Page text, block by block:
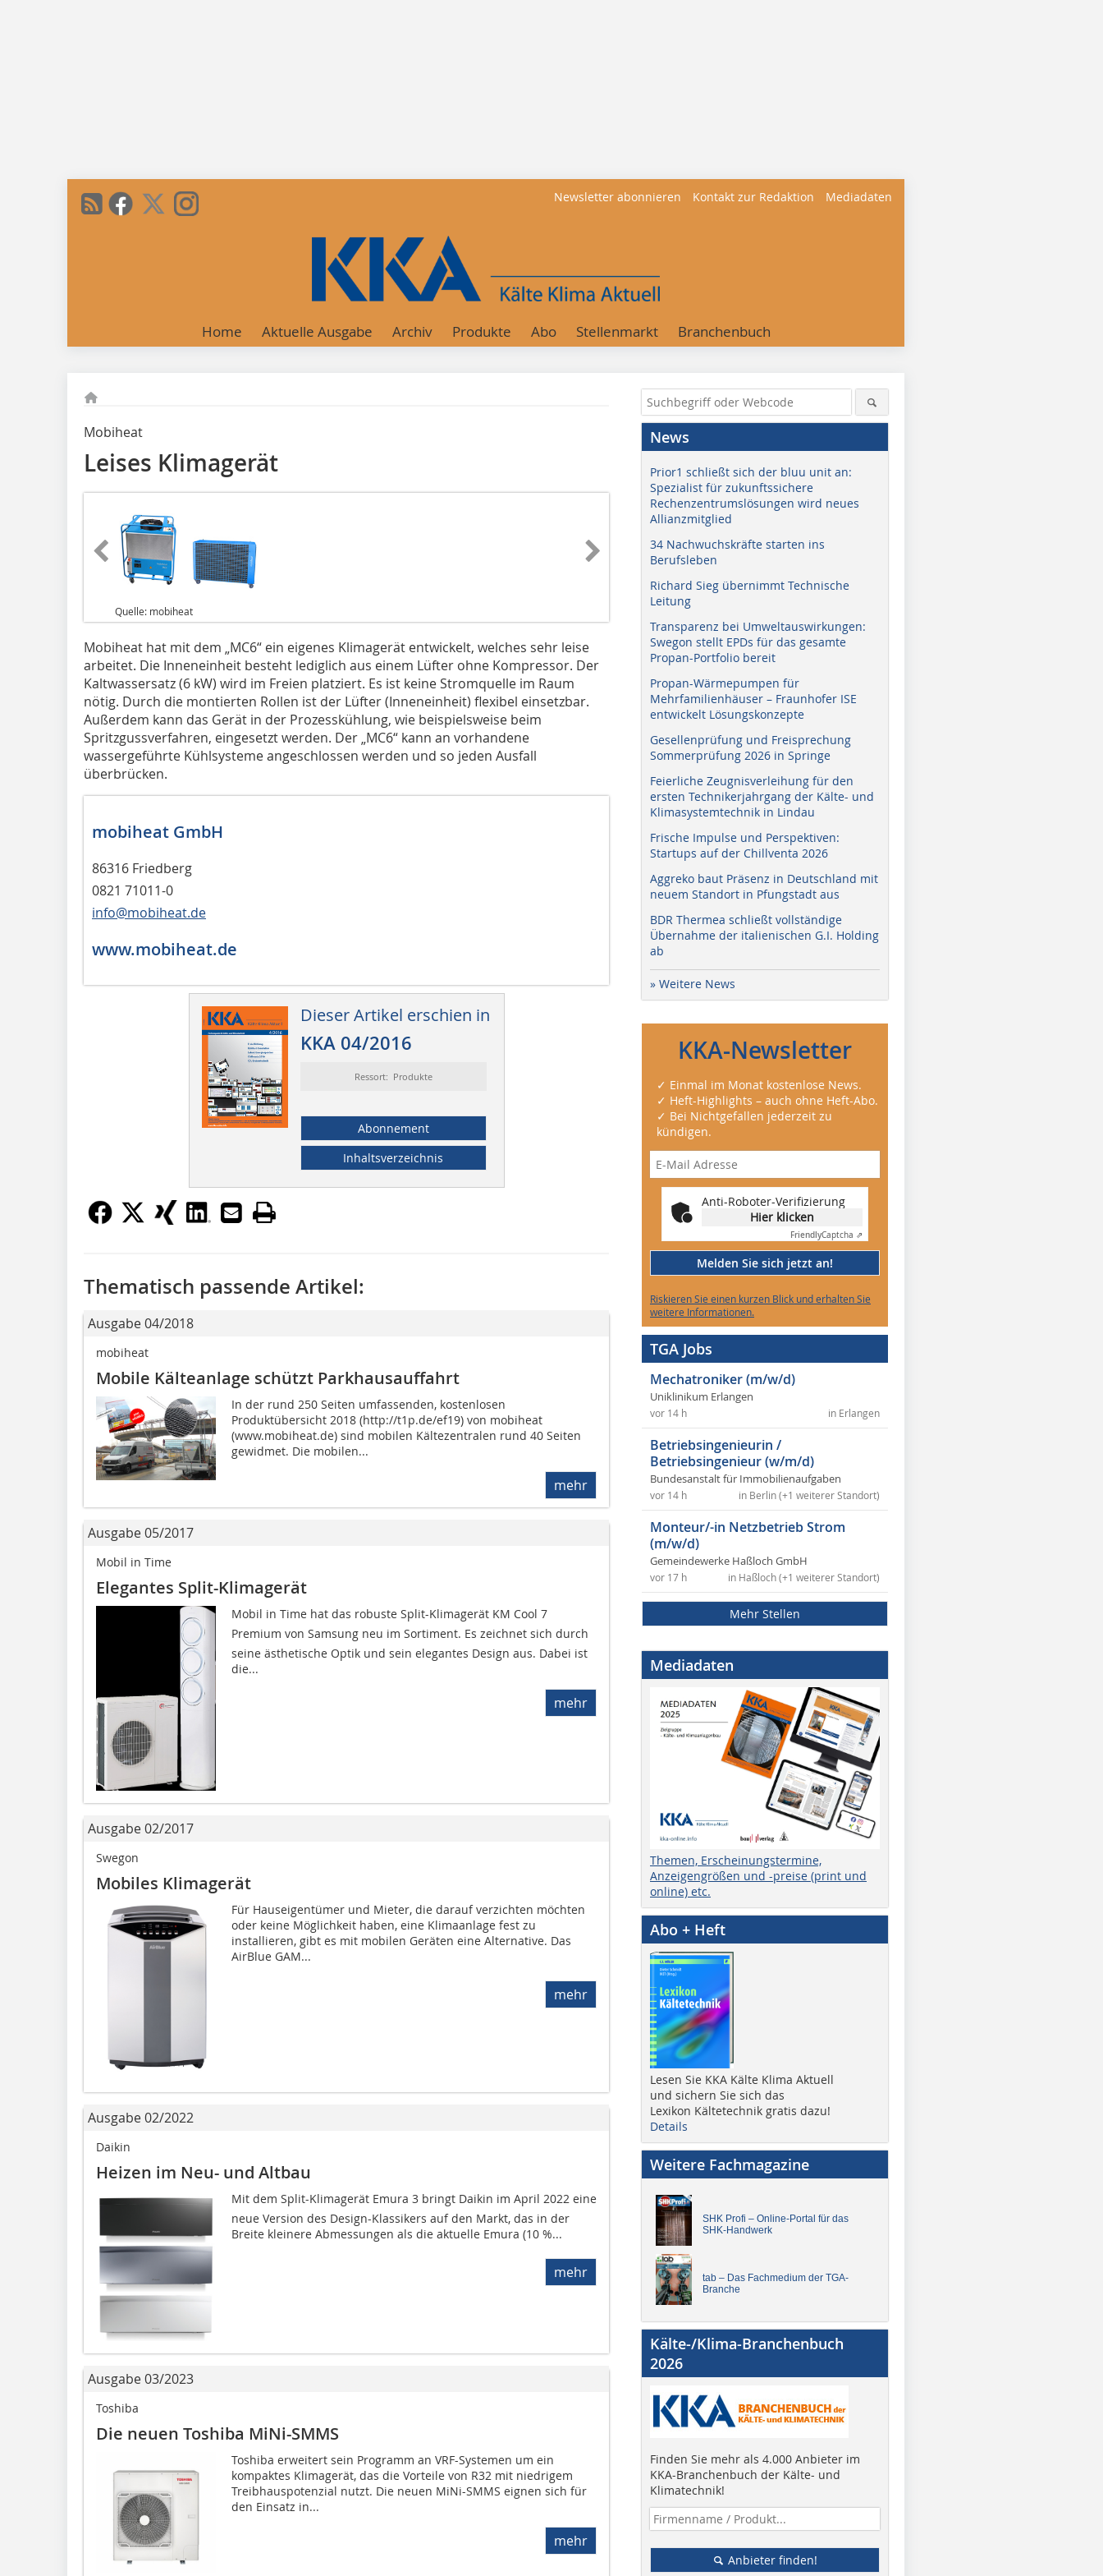
Newsletter abonnieren Kontakt zur Redaktion Mediadaten
Home Aktuelle Ausgabe Archiv Produkte Abo Stellenmarkt Branchenbuch
Mobiheat
Leises Klimagerät
Quelle: mobiheat
Mobiheat hat mit dem „MC6“ ein eigenes Klimagerät entwickelt, welches sehr leise
arbeitet. Die Inneneinheit besteht lediglich aus einem Lüfter ohne Kompres­sor. Der
Kaltwassersatz (6 kW) wird im Freien platziert. Es ist keine Stromquelle im Raum
nötig. Durch die montierten Rollen ist der Lüfter (Inneneinheit) flexibel einsetzbar.
Außerdem kann das Gerät in der Prozesskühlung, wie beispielsweise beim
Spritzgussverfahren, eingesetzt werden. Der „MC6“ kann an vorhandene
wassergeführte Kühlsysteme angeschlossen werden und so jeden Ausfall
überbrücken.
mobiheat GmbH
86316 Friedberg
0821 71011-0
info@mobiheat.de
www.mobiheat.de
Dieser Artikel erschien in
KKA 04/2016
Ressort: Produkte
Abonnement
Inhaltsverzeichnis
Thematisch passende Artikel:
Ausgabe 04/2018
mobiheat
Mobile Kälteanlage schützt Parkhausauffahrt
In der rund 250 Seiten umfassenden, kostenlosen
Produktübersicht 2018 (http://t1p.de/ef19) von mobiheat
(www.mobiheat.de) sind mobilen Kältezentralen rund 40 Seiten
gewidmet. Die mobilen...
mehr
Ausgabe 05/2017
Mobil in Time
Elegantes Split-Klimagerät
Mobil in Time hat das robuste Split-Klimagerät KM Cool 7
Premium von Samsung neu im Sortiment. Es zeichnet sich durch
seine ästhetische Optik und sein elegantes Design aus. Dabei ist
die...
mehr
Ausgabe 02/2017
Swegon
Mobiles Klimagerät
Für Hauseigentümer und Mieter, die darauf verzichten möchten
oder keine Möglichkeit haben, eine Klimaanlage fest zu
installieren, gibt es mit mobilen Geräten eine Alternative. Das
AirBlue GAM...
mehr
Ausgabe 02/2022
Daikin
Heizen im Neu- und Altbau
Mit dem Split-Klimagerät Emura 3 bringt Daikin im April 2022 eine
neue Version des Design-Klassikers auf den Markt, das in der
Breite kleinere Abmessungen als die aktuelle Emura (10 %...
mehr
Ausgabe 03/2023
Toshiba
Die neuen Toshiba MiNi-SMMS
Toshiba erweitert sein Programm an VRF-Systemen um ein
kompaktes Klimagerät, das die Vorteile von R32 mit niedrigem
Treibhauspotenzial nutzt. Die neuen MiNi-SMMS eignen sich für
den Einsatz in...
mehr
News
Prior1 schließt sich der bluu unit an:
Spezialist für zukunftssichere
Rechenzentrumslösungen wird neues
Allianzmitglied
34 Nachwuchskräfte starten ins
Berufsleben
Richard Sieg übernimmt Technische
Leitung
Transparenz bei Umweltauswirkungen:
Swegon stellt EPDs für das gesamte
Propan-Portfolio bereit
Propan-Wärmepumpen für
Mehrfamilienhäuser – Fraunhofer ISE
entwickelt Lösungskonzepte
Gesellenprüfung und Freisprechung
Sommerprüfung 2026 in Springe
Feierliche Zeugnisverleihung für den
ersten Technikerjahrgang der Kälte- und
Klimasystemtechnik in Lindau
Frische Impulse und Perspektiven:
Startups auf der Chillventa 2026
Aggreko baut Präsenz in Deutschland mit
neuem Standort in Pfungstadt aus
BDR Thermea schließt vollständige
Übernahme der italienischen G.I. Holding
ab
» Weitere News
KKA-Newsletter
✓ Einmal im Monat kostenlose News.
✓ Heft-Highlights – auch ohne Heft-Abo.
✓ Bei Nichtgefallen jederzeit zu
kündigen.
Anti-Roboter-Verifizierung
Hier klicken
FriendlyCaptcha ⇗
Melden Sie sich jetzt an!
Riskieren Sie einen kurzen Blick und erhalten Sie
weitere Informationen.
TGA Jobs
Mechatroniker (m/w/d)
Uniklinikum Erlangen
in Erlangen
vor 14 h
Betriebsingenieurin /
Betriebsingenieur (w/m/d)
Bundesanstalt für Immobilienaufgaben
in Berlin (+1 weiterer Standort)
vor 14 h
Monteur/-in Netzbetrieb Strom
(m/w/d)
Gemeindewerke Haßloch GmbH
in Haßloch (+1 weiterer Standort)
vor 17 h
Mehr Stellen
Mediadaten
Themen, Erscheinungstermine,
Anzeigengrößen und -preise (print und
online) etc.
Abo + Heft
Lesen Sie KKA Kälte Klima Aktuell
und sichern Sie sich das
Lexikon Kältetechnik gratis dazu!
Details
Weitere Fachmagazine
SHK Profi – Online-Portal für das
SHK-Handwerk
tab – Das Fachmedium der TGA-
Branche
Kälte-/Klima-Branchenbuch
2026
Finden Sie mehr als 4.000 Anbieter im
KKA-Branchenbuch der Kälte- und
Klimatechnik!
Anbieter finden!